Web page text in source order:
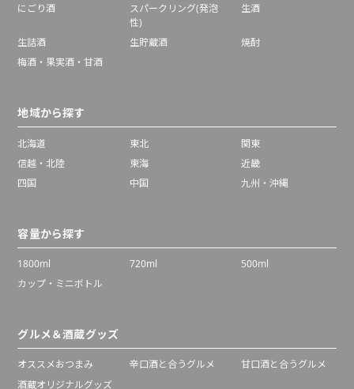
にごり酒
スパークリング(発泡
性)
生酒
生詰酒 生貯蔵酒
焼酎
梅酒・果実酒・甘酒
地域から探す
北海道 東北
関東
信越・北陸
東海
近畿
四国
中国 九州・沖縄
容量から探す
1800ml 720ml
500ml
カップ・ミニボトル
グルメ＆酒蔵グッズ
オススメおつまみ 辛口酒と合うグルメ
甘口酒と合うグルメ
酒蔵オリジナルグッズ